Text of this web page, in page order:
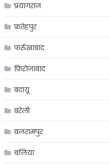
प्रयागराज
फ़तेहपुर
फर्रुखाबाद
फ़िरोज़ाबाद
बंदायू
बरेली
बलरामपुर
बलिया